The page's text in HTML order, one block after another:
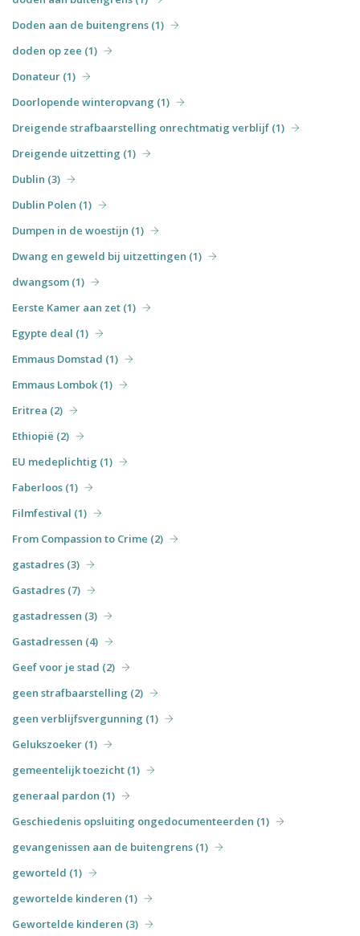
Doden aan de buitengrens (1)
doden op zee (1)
Donateur (1)
Doorlopende winteropvang (1)
Dreigende strafbaarstelling onrechtmatig verblijf (1)
Dreigende uitzetting (1)
Dublin (3)
Dublin Polen (1)
Dumpen in de woestijn (1)
Dwang en geweld bij uitzettingen (1)
dwangsom (1)
Eerste Kamer aan zet (1)
Egypte deal (1)
Emmaus Domstad (1)
Emmaus Lombok (1)
Eritrea (2)
Ethiopië (2)
EU medeplichtig (1)
Faberloos (1)
Filmfestival (1)
From Compassion to Crime (2)
gastadres (3)
Gastadres (7)
gastadressen (3)
Gastadressen (4)
Geef voor je stad (2)
geen strafbaarstelling (2)
geen verblijfsvergunning (1)
Gelukszoeker (1)
gemeentelijk toezicht (1)
generaal pardon (1)
Geschiedenis opsluiting ongedocumenteerden (1)
gevangenissen aan de buitengrens (1)
geworteld (1)
gewortelde kinderen (1)
Gewortelde kinderen (3)